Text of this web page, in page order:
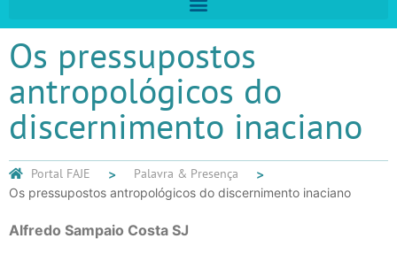
Os pressupostos
antropológicos do
discernimento inaciano
Portal FAJE Palavra & Presença
Os pressupostos antropológicos do discernimento inaciano
Alfredo Sampaio Costa SJ